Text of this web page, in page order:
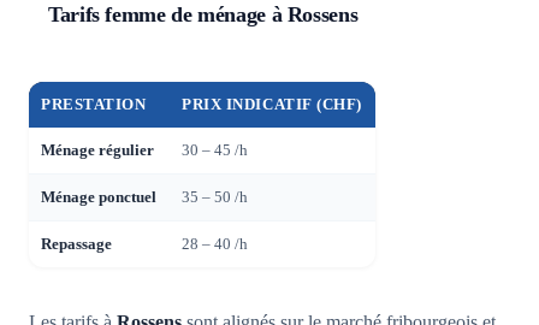
Tarifs femme de ménage à Rossens
PRESTATION PRIX INDICATIF (CHF)
Ménage régulier 30 – 45 /h
Ménage ponctuel 35 – 50 /h
Repassage 28 – 40 /h